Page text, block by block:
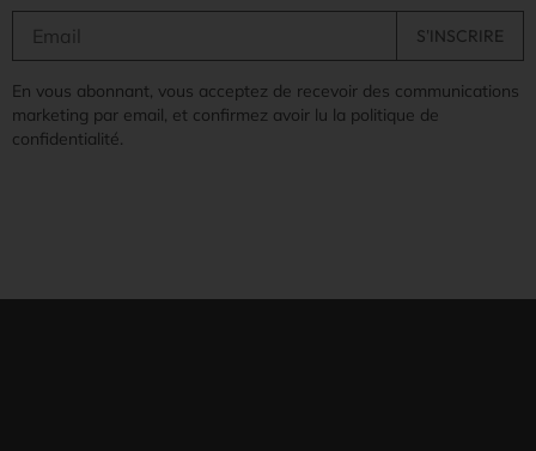
En vous abonnant, vous acceptez de recevoir des communications
marketing par email, et confirmez avoir lu la politique de
confidentialité.